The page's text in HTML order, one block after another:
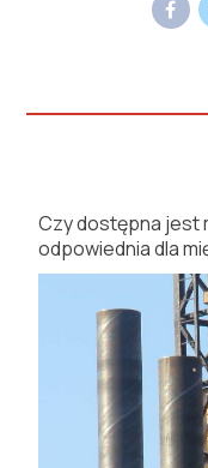
Czy dostępna jest
odpowiednia dla